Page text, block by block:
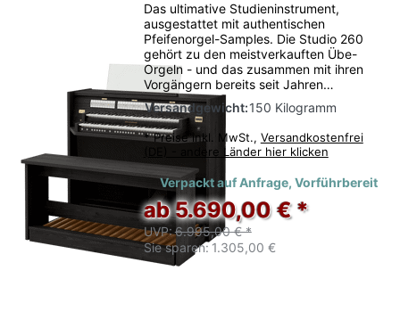
Das ultimative Studieninstrument,
ausgestattet mit authentischen
Pfeifenorgel-Samples. Die Studio 260
gehört zu den meistverkauften Übe-
Orgeln - und das zusammen mit ihren
Vorgängern bereits seit Jahren…
Versandgewicht:150 Kilogramm
* Preise inkl. MwSt., Versandkostenfrei
(DE) - andere Länder hier klicken
Verpackt auf Anfrage, Vorführbereit
ab 5.690,00 € *
UVP:6.995,00 € *
Sie sparen: 1.305,00 €